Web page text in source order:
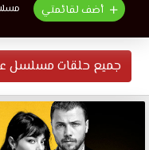
أضف لقائمتي
جميع حلقات مسلسل